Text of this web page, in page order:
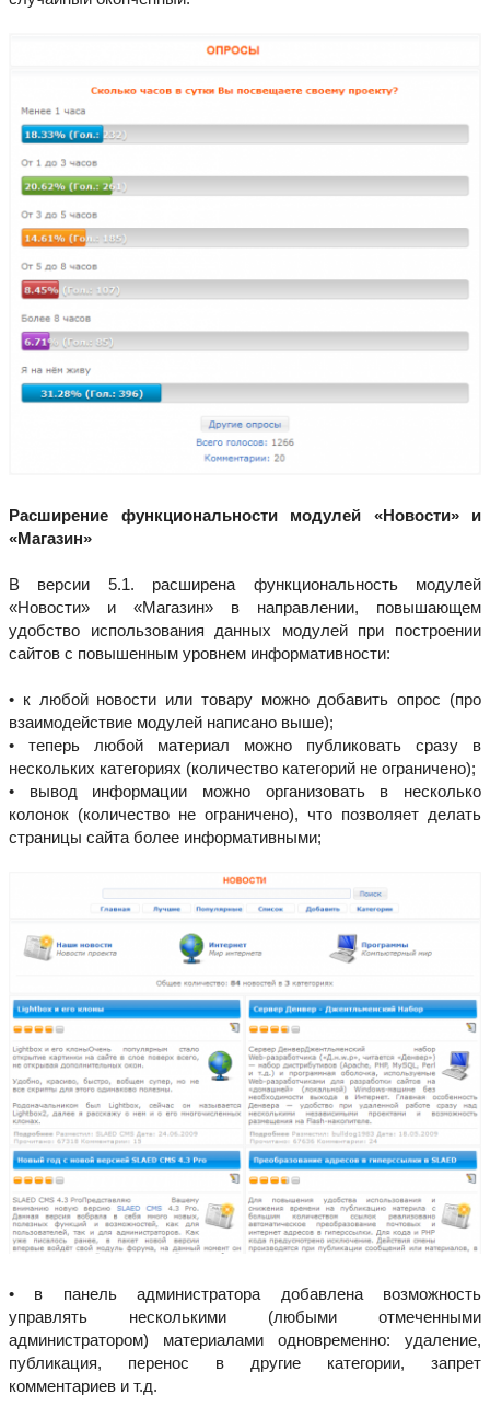
Расширение функциональности модулей «Новости» и
«Магазин»
В версии 5.1. расширена функциональность модулей
«Новости» и «Магазин» в направлении, повышающем
удобство использования данных модулей при построении
сайтов с повышенным уровнем информативности:
• к любой новости или товару можно добавить опрос (про
взаимодействие модулей написано выше);
• теперь любой материал можно публиковать сразу в
нескольких категориях (количество категорий не ограничено);
• вывод информации можно организовать в несколько
колонок (количество не ограничено), что позволяет делать
страницы сайта более информативными;
• в панель администратора добавлена возможность
управлять несколькими (любыми отмеченными
администратором) материалами одновременно: удаление,
публикация, перенос в другие категории, запрет
комментариев и т.д.